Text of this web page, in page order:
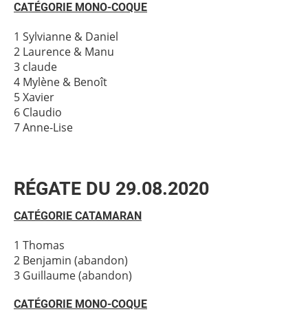
CATÉGORIE MONO-COQUE
1 Sylvianne & Daniel
2 Laurence & Manu
3 claude
4 Mylène & Benoît
5 Xavier
6 Claudio
7 Anne-Lise
RÉGATE DU 29.08.2020
CATÉGORIE CATAMARAN
1 Thomas
2 Benjamin (abandon)
3 Guillaume (abandon)
CATÉGORIE MONO-COQUE